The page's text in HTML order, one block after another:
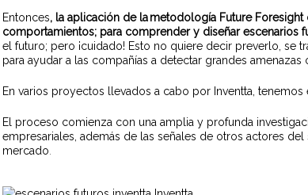
buscar o ESC para cerrar
Entonces, la aplicación de lametodología Future Foresight
comportamientos; para comprender y diseñar escenarios
el futuro; pero ¡cuidado! Esto no quiere decir preverlo, se
para ayudar a las compañías a detectar grandes
En varios proyectos llevados a cabo por Inventta,
El proceso comienza con una amplia y profunda
empresariales, además de las señales de otros actores
mercado